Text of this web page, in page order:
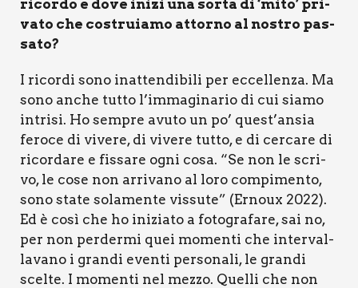
ricor­do e dove ini­zi una sor­ta di ‘mito’ pri­
va­to che costruia­mo attor­no al nostro pas­
sa­to?
I ricor­di sono inat­ten­di­bi­li per eccel­len­za. Ma
sono anche tut­to l’immaginario di cui sia­mo
intri­si. Ho sem­pre avu­to un po’ quest’ansia
fero­ce di vive­re, di vive­re tut­to, e di cer­ca­re di
ricor­da­re e fis­sa­re ogni cosa. “Se non le scri­
vo, le cose non arri­va­no al loro com­pi­men­to,
sono sta­te sola­men­te vis­su­te” (Ernoux 2022).
Ed è così che ho ini­zia­to a foto­gra­fa­re, sai no,
per non per­der­mi quei momen­ti che inter­val­
la­va­no i gran­di even­ti per­so­na­li, le gran­di
scel­te. I momen­ti nel mez­zo. Quel­li che non